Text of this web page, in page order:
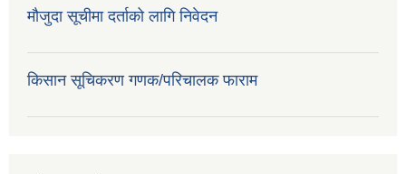
मौजुदा सूचीमा दर्ताको लागि निवेदन
किसान सूचिकरण गणक/परिचालक फाराम